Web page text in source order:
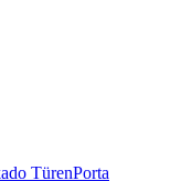
TürenPorta